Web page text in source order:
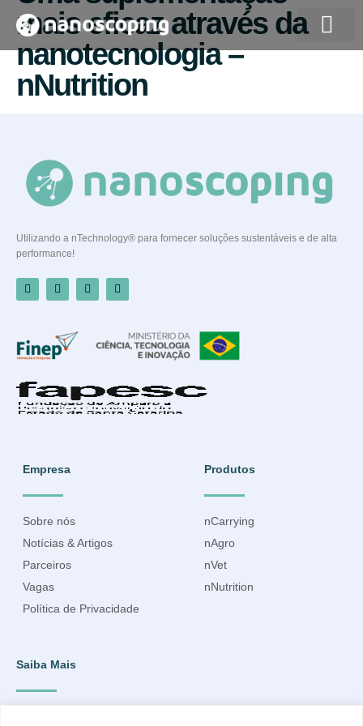
mais eficaz através da
nanotecnologia –
nNutrition
Utilizando a nTechnology® para fornecer soluções sustentáveis e de alta
performance!
Empresa
Sobre nós
Notícias & Artigos
Parceiros
Vagas
Política de Privacidade
Produtos
nCarrying
nAgro
nVet
nNutrition
Saiba Mais